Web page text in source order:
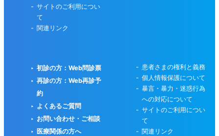
サイトのご利用につい
て
関連リンク
初診の方：Web問診票
再診の方：Web再診予
約
よくあるご質問
お問い合わせ・ご相談
医療関係の方へ
患者さまの権利と義務
個人情報保護について
暴言・暴力・迷惑行為
への対応について
サイトのご利用につい
て
関連リンク